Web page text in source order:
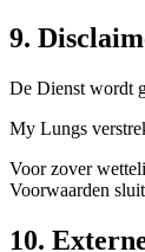
9.
De Dienst wordt
My Lungs
Voor zover
Voorwaarden
10.